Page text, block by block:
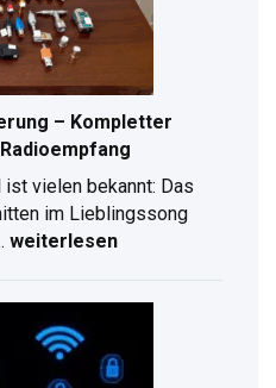
– Kompletter
vielen bekannt: Das
im Lieblingssong
weiterlesen